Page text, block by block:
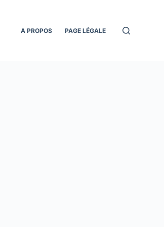
A PROPOS PAGE LÉGALE